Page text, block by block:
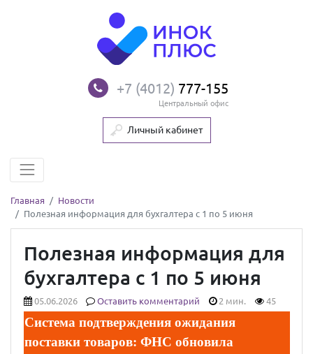
+7 (4012) 777-155
Центральный офис
Личный кабинет
Главная
Новости
Полезная информация для бухгалтера с 1 по 5 июня
Полезная информация для
бухгалтера с 1 по 5 июня
05.06.2026 Оставить комментарий 2 мин. 45
Система подтверждения ожидания
поставки товаров: ФНС обновила